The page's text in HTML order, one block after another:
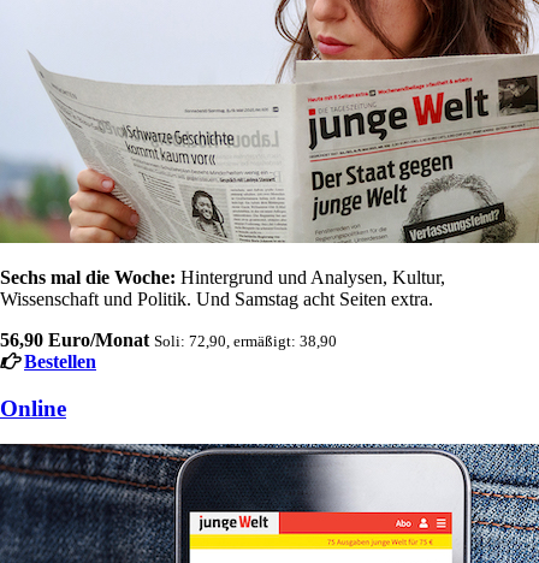
Sechs mal die Woche: Hintergrund und Analysen, Kultur,
Wissenschaft und Politik. Und Samstag acht Seiten extra.
56,90 Euro/Monat Soli: 72,90, ermäßigt: 38,90
Bestellen
Online